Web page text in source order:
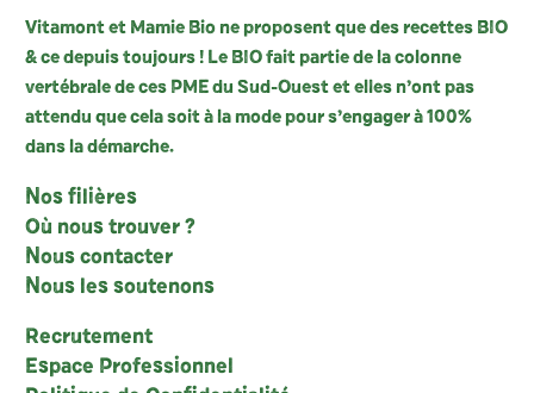
Vitamont et Mamie Bio ne proposent que des recettes BIO
& ce depuis toujours ! Le BIO fait partie de la colonne
vertébrale de ces PME du Sud-Ouest et elles n’ont pas
attendu que cela soit à la mode pour s’engager à 100%
dans la démarche.
Nos filières
Où nous trouver ?
Nous contacter
Nous les soutenons
Recrutement
Espace Professionnel